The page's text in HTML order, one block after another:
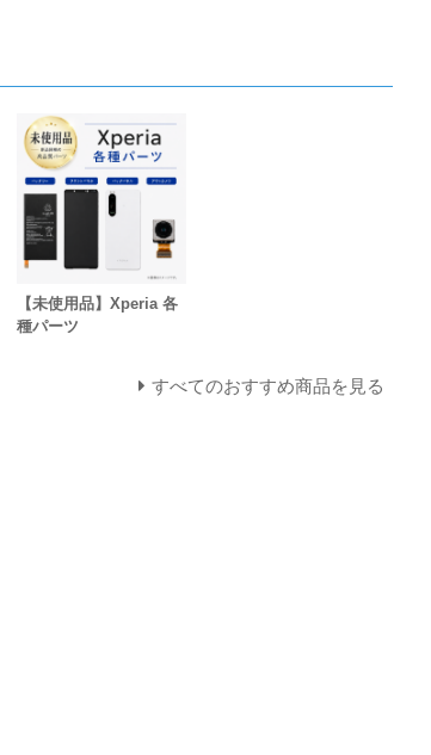
【未使用品】Xperia 各
種パーツ
すべてのおすすめ商品を見る